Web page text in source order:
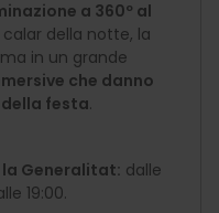
a 360º al
calar della notte, la
in un grande
che danno
festa.
Generalitat: dalle
19:00.